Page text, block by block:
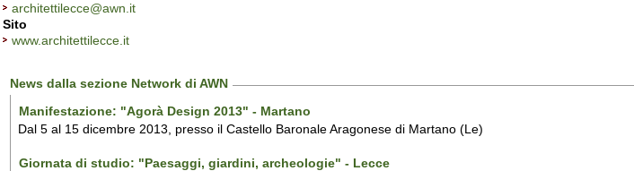
architettilecce@awn.it
Sito
www.architettilecce.it
News dalla sezione Network di AWN
Manifestazione: "Agorà Design 2013" - Martano
Dal 5 al 15 dicembre 2013, presso il Castello Baronale Aragonese di Martano (Le)
Giornata di studio: "Paesaggi, giardini, archeologie" - Lecce